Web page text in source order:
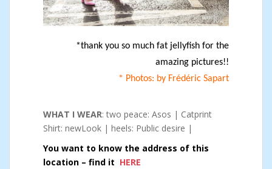
*thank you so much fat jellyfish for the
amazing pictures!!
* Photos: by Frédéric Sapart
WHAT I WEAR: two peace: Asos | Catprint
Shirt: newLook | heels: Public desire |
You want to know the address of this
location – find it HERE